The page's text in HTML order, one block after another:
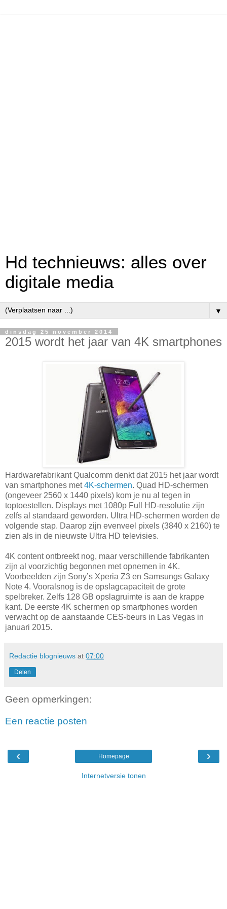
Hd technieuws: alles over
digitale media
▼
dinsdag 25 november 2014
2015 wordt het jaar van 4K smartphones
Hardwarefabrikant Qualcomm denkt dat 2015 het jaar wordt
van smartphones met4K-schermen. Quad HD-schermen
(ongeveer 2560 x 1440 pixels) kom je nu al tegen in
toptoestellen. Displays met 1080p Full HD-resolutie zijn
zelfs al standaard geworden. Ultra HD-schermen worden de
volgende stap. Daarop zijn evenveel pixels (3840 x 2160) te
zien als in de nieuwste Ultra HD televisies.
4K content ontbreekt nog, maar verschillende fabrikanten
zijn al voorzichtig begonnen met opnemen in 4K.
Voorbeelden zijn Sony’s Xperia Z3 en Samsungs Galaxy
Note 4. Vooralsnog is de opslagcapaciteit de grote
spelbreker. Zelfs 128 GB opslagruimte is aan de krappe
kant. De eerste 4K schermen op smartphones worden
verwacht op de aanstaande CES-beurs in Las Vegas in
januari 2015.
Redactie blognieuws at 07:00
Delen
Geen opmerkingen:
Een reactie posten
‹ ›
Homepage
Internetversie tonen